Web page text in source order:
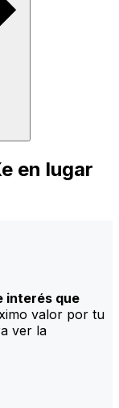
en lugar
interés que
valor por tu
ver la